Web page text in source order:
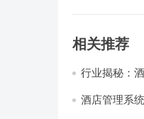
相关推荐
行业揭秘：
酒店管理系